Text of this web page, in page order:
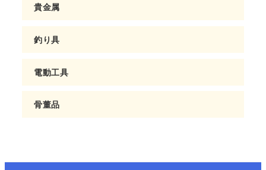
貴金属
釣り具
電動工具
骨董品